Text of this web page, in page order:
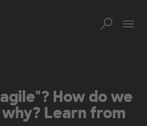
How do we
Learn from